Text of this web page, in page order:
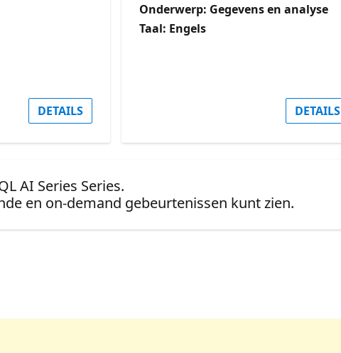
DETAILS
Onderwerp: Gegevens en analyse
Taal: Engels
DETAILS
AI Series Series.
en on-demand gebeurtenissen kunt zien.